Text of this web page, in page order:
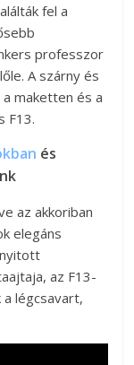
fel a
professzor
A szárny és
maketten és a
F13.
és
az akkoriban
elegáns
az F13-
légcsavart,